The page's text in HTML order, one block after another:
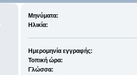
Μηνύματα:
Ηλικία:
Ημερομηνία εγγραφής:
Τοπική ώρα:
Γλώσσα: